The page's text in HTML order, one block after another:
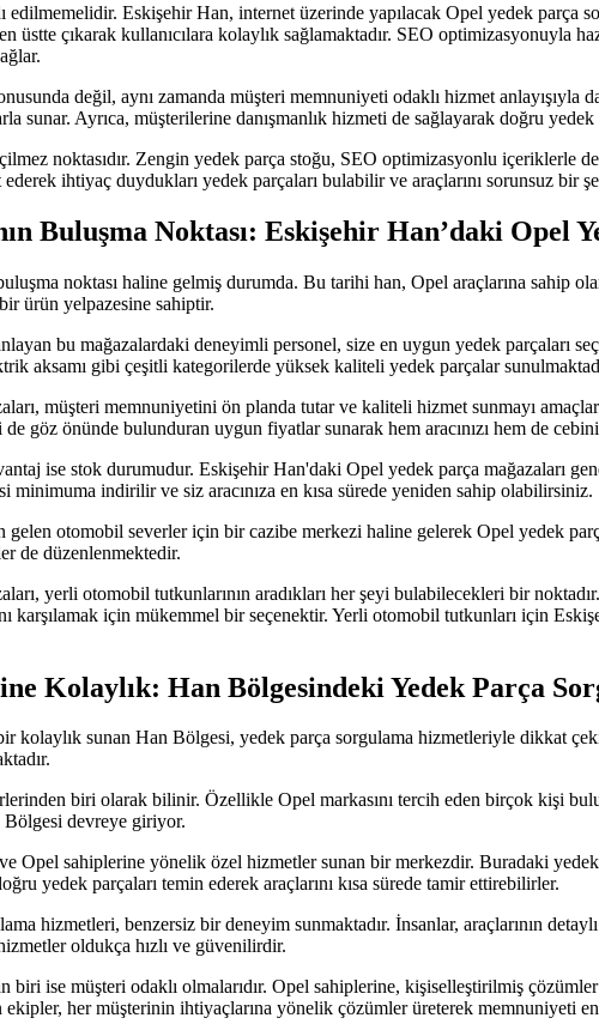
Eskişehir Han, internet üzerinde yapılacak Opel yedek parça
üstte çıkarak kullanıcılara kolaylık sağlamaktadır. SEO optimizasyonuyla
değil, aynı zamanda müşteri memnuniyeti odaklı hizmet
Ayrıca, müşterilerine danışmanlık hizmeti de sağlayarak doğru yedek
noktasıdır. Zengin yedek parça stoğu, SEO optimizasyonlu içeriklerle
ihtiyaç duydukları yedek parçaları bulabilir ve araçlarını sorunsuz bir
Buluşma Noktası: Eskişehir Han’daki Opel
noktası haline gelmiş durumda. Bu tarihi han, Opel araçlarına sahip
ürün yelpazesine sahiptir.
bu mağazalardaki deneyimli personel, size en uygun yedek parçaları
aksamı gibi çeşitli kategorilerde yüksek kaliteli yedek parçalar
müşteri memnuniyetini ön planda tutar ve kaliteli hizmet sunmayı
göz önünde bulunduran uygun fiyatlar sunarak hem aracınızı hem de
ise stok durumudur. Eskişehir Han'daki Opel yedek parça mağazaları
minimuma indirilir ve siz aracınıza en kısa sürede yeniden sahip olabilirsiniz.
otomobil severler için bir cazibe merkezi haline gelerek Opel yedek
de düzenlenmektedir.
yerli otomobil tutkunlarının aradıkları her şeyi bulabilecekleri bir
karşılamak için mükemmel bir seçenektir. Yerli otomobil tutkunları için
Kolaylık: Han Bölgesindeki Yedek Parça
kolaylık sunan Han Bölgesi, yedek parça sorgulama hizmetleriyle dikkat
biri olarak bilinir. Özellikle Opel markasını tercih eden birçok kişi
Bölgesi devreye giriyor.
Opel sahiplerine yönelik özel hizmetler sunan bir merkezdir. Buradaki
yedek parçaları temin ederek araçlarını kısa sürede tamir ettirebilirler.
hizmetleri, benzersiz bir deneyim sunmaktadır. İnsanlar, araçlarının
oldukça hızlı ve güvenilirdir.
ise müşteri odaklı olmalarıdır. Opel sahiplerine, kişiselleştirilmiş
her müşterinin ihtiyaçlarına yönelik çözümler üreterek memnuniyeti en